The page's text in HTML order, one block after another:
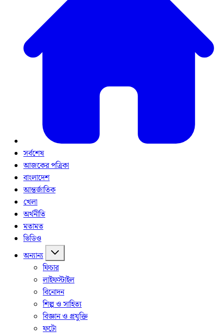
সর্বশেষ
আজকের পত্রিকা
বাংলাদেশ
আন্তর্জাতিক
খেলা
অর্থনীতি
মতামত
ভিডিও
অন্যান্য
ফিচার
লাইফস্টাইল
বিনোদন
শিল্প ও সাহিত্য
বিজ্ঞান ও প্রযুক্তি
ফটো